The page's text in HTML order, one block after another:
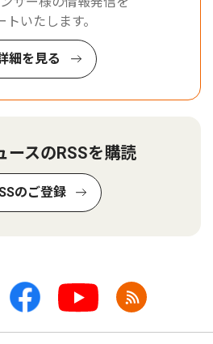
トいたします。
細を見る
ースのRSSを購読
のご登録